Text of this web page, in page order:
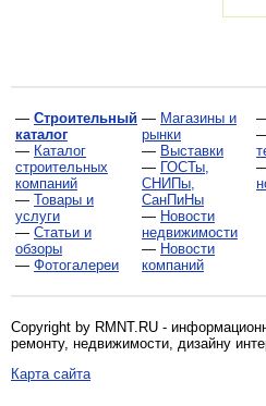
— Строительный
каталог
— Каталог
строительных
компаний
— Товары и
услуги
— Статьи и
обзоры
— Фотогалереи
— Магазины и
рынки
— Выставки
— ГОСТы,
СНИПы,
СанПиНы
— Новости
недвижимости
— Новости
компаний
Copyright by RMNT.RU -
ремонту, недвижимости, дизайну
Карта сайта